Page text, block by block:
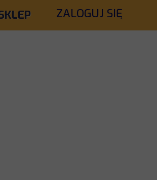
ZALOGUJ SIĘ